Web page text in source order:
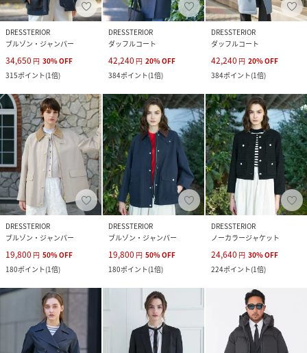
DRESSTERIOR
ブルゾン・ジャンパー
34,650 円 30%OFF
315ポイント(1倍)
DRESSTERIOR
ダッフルコート
42,240 円 20%OFF
384ポイント(1倍)
DRESSTERIOR
ダッフルコート
42,240 円 20%OFF
384ポイント(1倍)
DRESSTERIOR
ブルゾン・ジャンパー
19,800 円 50%OFF
180ポイント(1倍)
DRESSTERIOR
ブルゾン・ジャンパー
19,800 円 50%OFF
180ポイント(1倍)
DRESSTERIOR
ノーカラージャケット
24,640 円 30%OFF
224ポイント(1倍)